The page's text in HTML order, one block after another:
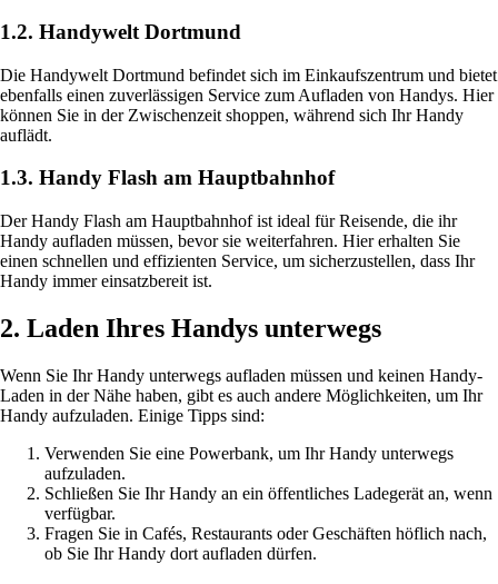
1.2. Handywelt Dortmund
Die Handywelt Dortmund befindet sich im Einkaufszentrum und bietet
ebenfalls einen zuverlässigen Service zum Aufladen von Handys. Hier
können Sie in der Zwischenzeit shoppen, während sich Ihr Handy
auflädt.
1.3. Handy Flash am Hauptbahnhof
Der Handy Flash am Hauptbahnhof ist ideal für Reisende, die ihr
Handy aufladen müssen, bevor sie weiterfahren. Hier erhalten Sie
einen schnellen und effizienten Service, um sicherzustellen, dass Ihr
Handy immer einsatzbereit ist.
2. Laden Ihres Handys unterwegs
Wenn Sie Ihr Handy unterwegs aufladen müssen und keinen Handy-
Laden in der Nähe haben, gibt es auch andere Möglichkeiten, um Ihr
Handy aufzuladen. Einige Tipps sind:
Verwenden Sie eine Powerbank, um Ihr Handy unterwegs
aufzuladen.
Schließen Sie Ihr Handy an ein öffentliches Ladegerät an, wenn
verfügbar.
Fragen Sie in Cafés, Restaurants oder Geschäften höflich nach,
ob Sie Ihr Handy dort aufladen dürfen.